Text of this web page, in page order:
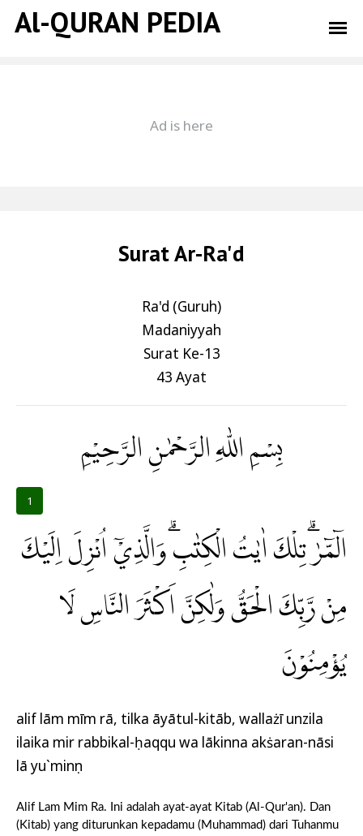
Al-QURAN PEDIA
Surat Ar-Ra'd
Ra'd (Guruh)
Madaniyyah
Surat Ke-13
43 Ayat
بِسْمِ اللّٰهِ الرَّحْمٰنِ الرَّحِيْمِ
1
الۤمّۤرٰۗ تِلْكَ اٰيٰتُ الْكِتٰبِۗ وَالَّذِيْٓ اُنْزِلَ اِلَيْكَ
مِنْ رَّبِّكَ الْحَقُّ وَلٰكِنَّ اَكْثَرَ النَّاسِ لَا
يُؤْمِنُوْنَ
alif lām mīm rā, tilka āyātul-kitāb, wallażī unzila
ilaika mir rabbikal-ḥaqqu wa lākinna akṡaran-nāsi
lā yu`minụn
Alif Lam Mim Ra. Ini adalah ayat-ayat Kitab (Al-Qur'an). Dan
(Kitab) yang diturunkan kepadamu (Muhammad) dari Tuhanmu